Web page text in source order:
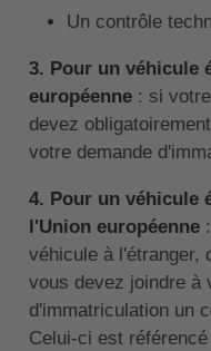
Un contrôle
3. Pour un véhicule
européenne: si votre
devez
votre demande
4. Pour un véhicule
l'Union européenne
véhicule à l'étranger,
vous devez joindre à
d'immatriculation un
Celui-ci est